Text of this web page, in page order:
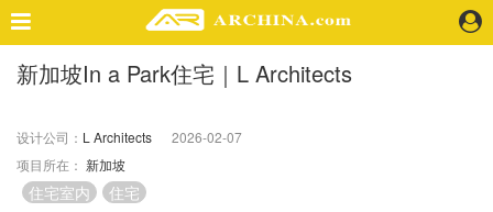
精选案例
景 观
室 内
视 频
新加坡In a Park住宅｜L Architects
设计公司： L Architects
2026-02-07
项目所在： 新加坡
住宅室内 住宅